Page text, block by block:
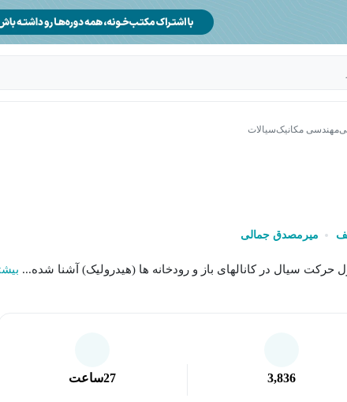
مهندسی مکانیکسیالات
میرمصدق جمالی
حرکت سیال در کانالهای باز و رودخانه ها (هیدرولیک) آشنا شده...
3,836
27ساعت